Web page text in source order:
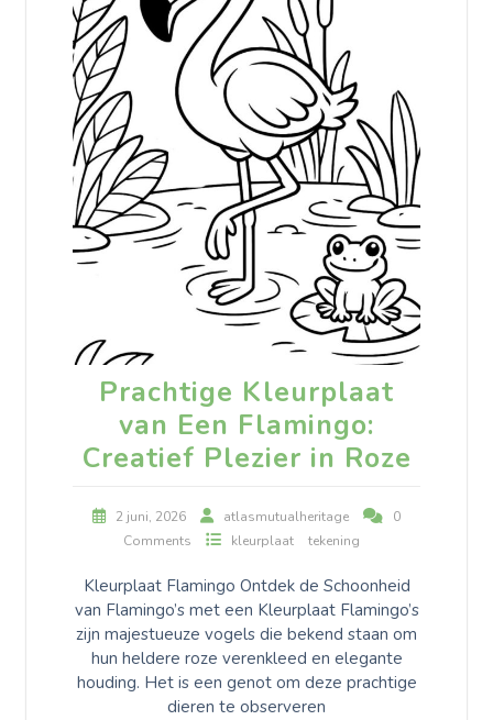
Prachtige Kleurplaat
van Een Flamingo:
Creatief Plezier in Roze
2 juni, 2026 atlasmutualheritage
0
Comments
kleurplaat tekening
Kleurplaat Flamingo Ontdek de Schoonheid
van Flamingo’s met een Kleurplaat Flamingo’s
zijn majestueuze vogels die bekend staan om
hun heldere roze verenkleed en elegante
houding. Het is een genot om deze prachtige
dieren te observeren